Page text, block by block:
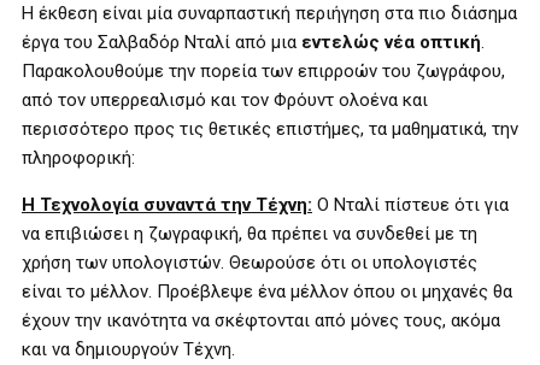
Η έκθεση είναι μία συναρπαστική περιήγηση στα πιο διάσημα
έργα του Σαλβαδόρ Νταλί από μια εντελώς νέα οπτική.
Παρακολουθούμε την πορεία των επιρροών του ζωγράφου,
από τον υπερρεαλισμό και τον Φρόυντ ολοένα και
περισσότερο προς τις θετικές επιστήμες, τα μαθηματικά, την
πληροφορική:
Η Τεχνολογία συναντά την Τέχνη: Ο Νταλί πίστευε ότι για
να επιβιώσει η ζωγραφική, θα πρέπει να συνδεθεί με τη
χρήση των υπολογιστών. Θεωρούσε ότι οι υπολογιστές
είναι το μέλλον. Προέβλεψε ένα μέλλον όπου οι μηχανές θα
έχουν την ικανότητα να σκέφτονται από μόνες τους, ακόμα
και να δημιουργούν Τέχνη.